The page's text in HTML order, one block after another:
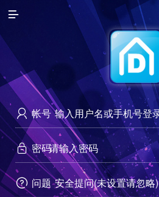

 帐号
 密码
 问题 安全提问(未设置请忽略)